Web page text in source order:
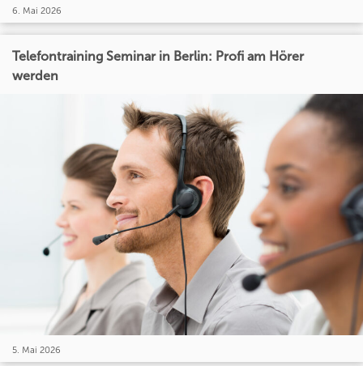
6. Mai 2026
Telefontraining Seminar in Berlin: Profi am Hörer
werden
5. Mai 2026